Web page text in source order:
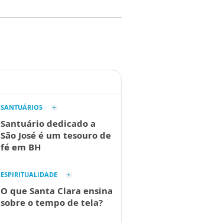
SANTUÁRIOS
Santuário dedicado a
São José é um tesouro de
fé em BH
ESPIRITUALIDADE
O que Santa Clara ensina
sobre o tempo de tela?